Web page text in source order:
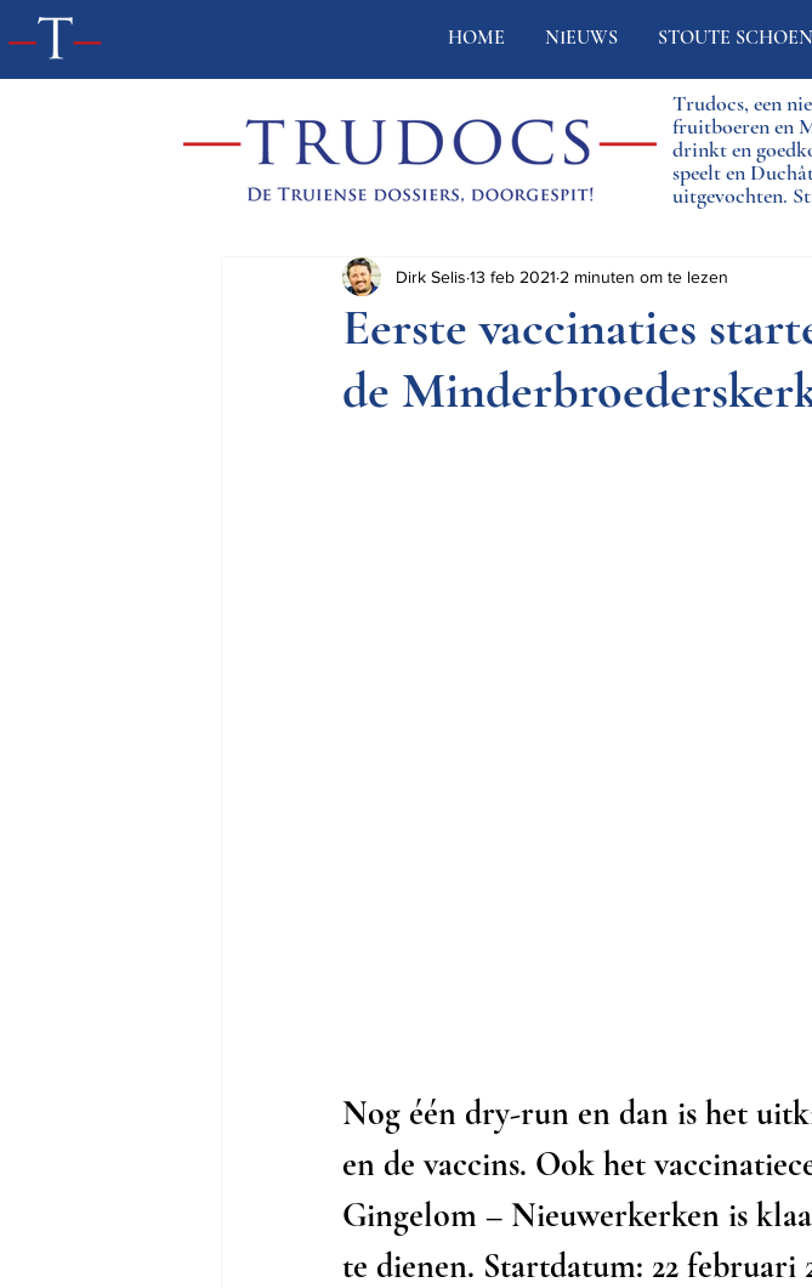
HOME NIEUWS STOUTE SCHOEN
Trudocs, een
fruitboeren en
drinkt en
speelt en
uitgevochten.
Eerste vaccinaties
de
Dirk Selis 13 feb 2021 2 minuten om te lezen
Nog één dry-run en dan is het
en de vaccins. Ook het
Gingelom – Nieuwerkerken is
te dienen. Startdatum: 22 februari